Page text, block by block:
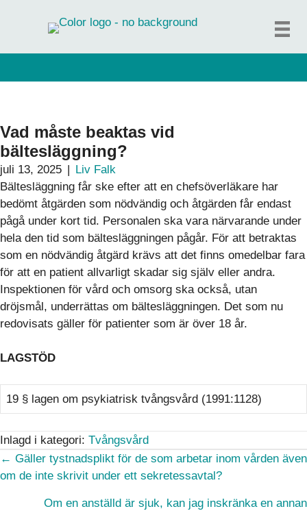
Vad måste beaktas vid
bältesläggning?
juli 13, 2025 | Liv Falk
Bältesläggning får ske efter att en chefsöverläkare har
bedömt åtgärden som nödvändig och åtgärden får endast
pågå under kort tid. Personalen ska vara närvarande under
hela den tid som bältesläggningen pågår. För att betraktas
som en nödvändig åtgärd krävs att det finns omedelbar fara
för att en patient allvarligt skadar sig själv eller andra.
Inspektionen för vård och omsorg ska också, utan
dröjsmål, underrättas om bältesläggningen. Det som nu
redovisats gäller för patienter som är över 18 år.
LAGSTÖD
19 § lagen om psykiatrisk tvångsvård (1991:1128)
Inlagd i kategori: Tvångsvård
Posts
navigation
← Gäller tystnadsplikt för de som arbetar inom vården även
om de inte skrivit under ett sekretessavtal?
Om en anställd är sjuk, kan jag inskränka en annan